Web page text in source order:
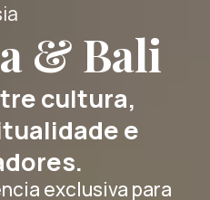
& Bali
cultura,
e
exclusiva para